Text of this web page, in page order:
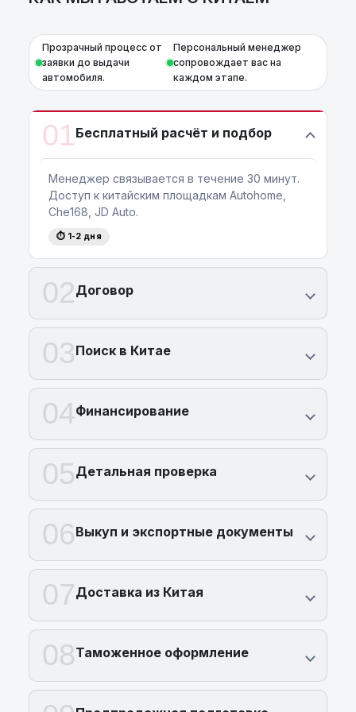
Прозрачный процесс от
заявки до выдачи
автомобиля.
Персональный менеджер
сопровождает вас на
каждом этапе.
01Бесплатный расчёт и подбор
Менеджер связывается в течение 30 минут.
Доступ к китайским площадкам Autohome,
Che168, JD Auto.
⏱ 1-2 дня
02Договор
03Поиск в Китае
04Финансирование
05Детальная проверка
06Выкуп и экспортные документы
07Доставка из Китая
08Таможенное оформление